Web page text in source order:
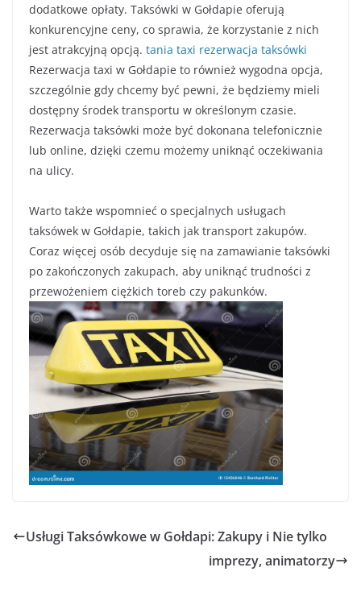
dodatkowe opłaty. Taksówki w Gołdapie oferują
konkurencyjne ceny, co sprawia, że korzystanie z nich
jest atrakcyjną opcją. tania taxi rezerwacja taksówki
Rezerwacja taxi w Gołdapie to również wygodna opcja,
szczególnie gdy chcemy być pewni, że będziemy mieli
dostępny środek transportu w określonym czasie.
Rezerwacja taksówki może być dokonana telefonicznie
lub online, dzięki czemu możemy uniknąć oczekiwania
na ulicy.
Warto także wspomnieć o specjalnych usługach
taksówek w Gołdapie, takich jak transport zakupów.
Coraz więcej osób decyduje się na zamawianie taksówki
po zakończonych zakupach, aby uniknąć trudności z
przewożeniem ciężkich toreb czy pakunków.
Usługi Taksówkowe w Gołdapi: Zakupy i Nie tylko
imprezy, animatorzy